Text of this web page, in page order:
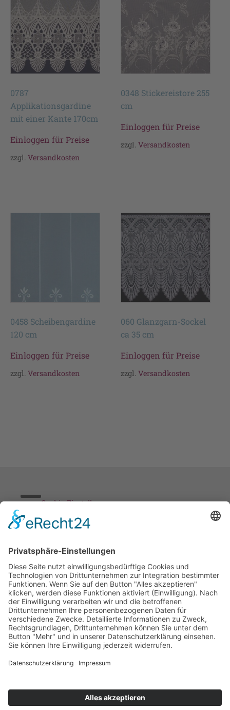
0787
Applikationsgardine
mit einer Kante 170cm
Einloggen für Preise
zzgl. Versandkosten
0348 Stickereistore 255
cm
Einloggen für Preise
zzgl.Versandkosten
0458 Scheibengardine
120 cm
Einloggen für Preise
zzgl. Versandkosten
060 Glanzgarn-Sockel
ca 35 cm
Einloggen für Preise
zzgl.Versandkosten
Cookie-Einstellungen
Stickereien & Textilien GmbH| Alle Rechte vorbehalten